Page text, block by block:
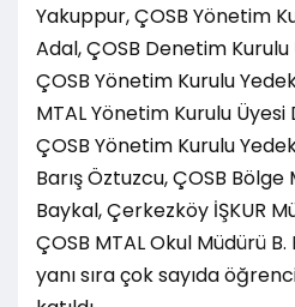
Yakuppur, ÇOSB Yönetim
Adal, ÇOSB Denetim Kurulu
ÇOSB Yönetim Kurulu
MTAL Yönetim Kurulu
ÇOSB Yönetim Kurulu
Barış Öztuzcu, ÇOSB
Baykal, Çerkezköy İŞKUR
ÇOSB MTAL Okul Müdürü B.
yanı sıra çok sayıda